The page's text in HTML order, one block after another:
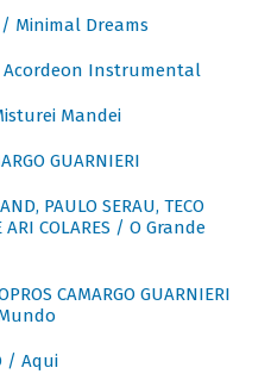
/ Minimal Dreams
Acordeon Instrumental
Mandei
GUARNIERI
PAULO SERAU, TECO
ARI COLARES / O Grande
CAMARGO GUARNIERI
/ Aqui